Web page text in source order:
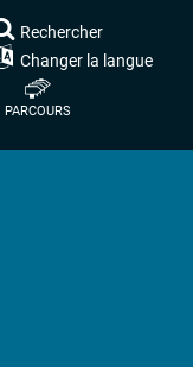
PARCOURS
Rechercher
Changer la langue